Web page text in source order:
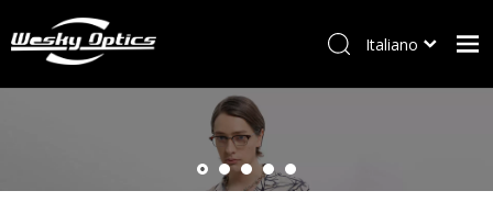
Occhiali
Italiano